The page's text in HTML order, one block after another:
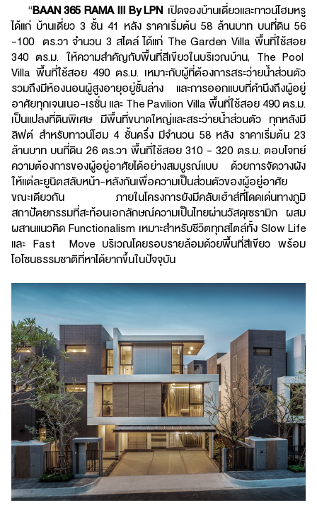
“BAAN 365 RAMA III By LPN เปิดจองบ้านเดี่ยวและทาวน์โฮมหรู
ได้แก่ บ้านเดี่ยว 3 ชั้น 41 หลัง ราคาเริ่มต้น 58 ล้านบาท บนที่ดิน 56
-100 ตร.วา จำนวน 3 สไตล์ ได้แก่ The Garden Villa พื้นที่ใช้สอย
340 ตร.ม. ให้ความสำคัญกับพื้นที่สีเขียวในบริเวณบ้าน, The Pool
Villa พื้นที่ใช้สอย 490 ตร.ม. เหมาะกับผู้ที่ต้องการสระว่ายน้ำส่วนตัว
รวมถึงมีห้องนอนผู้สูงอายุอยู่ชั้นล่าง และการออกแบบที่คำนึงถึงผู้อยู่
อาศัยทุกเจนเนอ-เรชั่น และ The Pavilion Villa พื้นที่ใช้สอย 490 ตร.ม.
เป็นแปลงที่ดินพิเศษ มีพื้นที่ขนาดใหญ่และสระว่ายน้ำส่วนตัว ทุกหลังมี
ลิฟต์ สำหรับทาวน์โฮม 4 ชั้นครึ่ง มีจำนวน 58 หลัง ราคาเริ่มต้น 23
ล้านบาท บนที่ดิน 26 ตร.วา พื้นที่ใช้สอย 310 - 320 ตร.ม. ตอบโจทย์
ความต้องการของผู้อยู่อาศัยได้อย่างสมบูรณ์แบบ ด้วยการจัดวางผัง
ให้แต่ละยูนิตสลับหน้า-หลังกันเพื่อความเป็นส่วนตัวของผู้อยู่อาศัย
ขณะเดียวกัน ภายในโครงการยังมีคลับเฮ้าส์ที่โดดเด่นทางภูมิ
สถาปัตยกรรมที่สะท้อนเอกลักษณ์ความเป็นไทยผ่านวัสดุเซรามิก ผสม
ผสานแนวคิด Functionalism เหมาะสำหรับชีวิตทุกสไตล์ทั้ง Slow Life
และ Fast Move บริเวณโดยรอบรายล้อมด้วยพื้นที่สีเขียว พร้อม
โอโซนธรรมชาติที่หาได้ยากขึ้นในปัจจุบัน